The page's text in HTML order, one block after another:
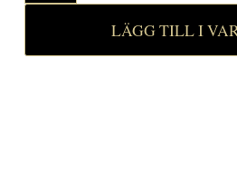
LÄGG TILL I